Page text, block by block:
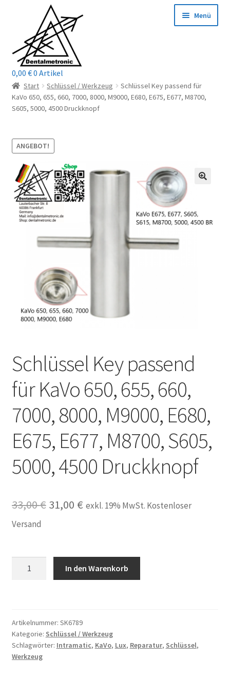
Navigation
springen
springen
Menü
Home
Shop
Kontakt
Reparaturservice
Wichtige Infos
öffnen
Unsere Firma
Warenkorb
Stellenangebote
0,00 €0 Artikel
Start Schlüssel / Werkzeug
Schlüssel Key passend für
KaVo 650, 655, 660, 7000, 8000, M9000, E680, E675, E677, M8700,
S605, 5000, 4500 Druckknopf
ANGEBOT!
Schlüssel Key passend
für KaVo 650, 655, 660,
7000, 8000, M9000, E680,
E675, E677, M8700, S605,
5000, 4500 Druckknopf
33,00€ Ursprünglicher
33,00 €
31,00 €Aktueller
31,00 €.
exkl. 19% MwSt. Kostenloser
Versand
650,
655,
660,
In den Warenkorb
Artikelnummer: SK6789
Kategorie: Schlüssel / Werkzeug
Schlagwörter: Intramatic, KaVo, Lux, Reparatur, Schlüssel,
Werkzeug